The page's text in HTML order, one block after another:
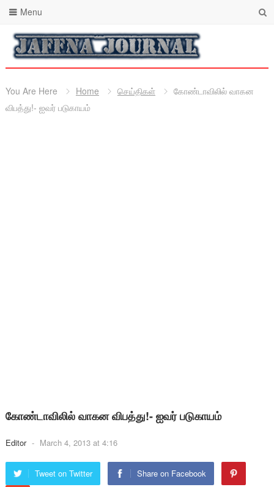
Menu
You Are Here Home செய்திகள்
கோண்டாவிலில் வாகன
விபத்து!- ஐவர் படுகாயம்
கோண்டாவிலில் வாகன விபத்து!- ஐவர் படுகாயம்
Editor - March 4, 2013 at 4:16
Tweet on Twitter Share on Facebook